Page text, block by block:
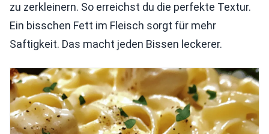
zu zerkleinern. So erreichst du die perfekte Textur.
Ein bisschen Fett im Fleisch sorgt für mehr
Saftigkeit. Das macht jeden Bissen leckerer.